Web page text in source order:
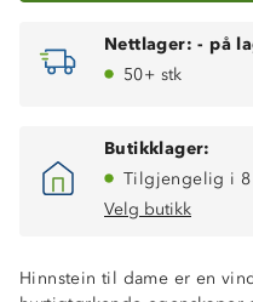
Nettlager: - på
50+ stk
Butikklager:
Tilgjengelig i
Velg butikk
Hinnstein til dame er en
Vindtett